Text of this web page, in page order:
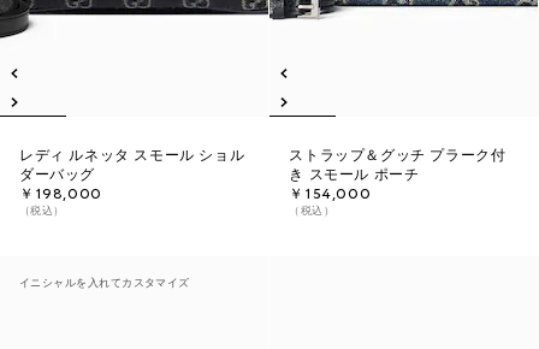
レディ ルネッタ スモール ショル
ダーバッグ
￥198,000
（税込）
ストラップ＆グッチ プラーク付
き スモール ポーチ
￥154,000
（税込）
イニシャルを入れてカスタマイズ